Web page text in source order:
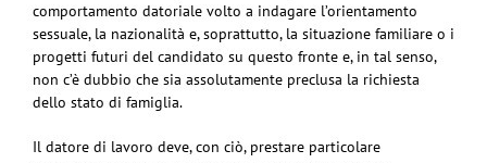
comportamento datoriale volto a indagare l’orientamento
sessuale, la nazionalità e, soprattutto, la situazione familiare o i
progetti futuri del candidato su questo fronte e, in tal senso,
non c’è dubbio che sia assolutamente preclusa la richiesta
dello stato di famiglia.
Il datore di lavoro deve, con ciò, prestare particolare